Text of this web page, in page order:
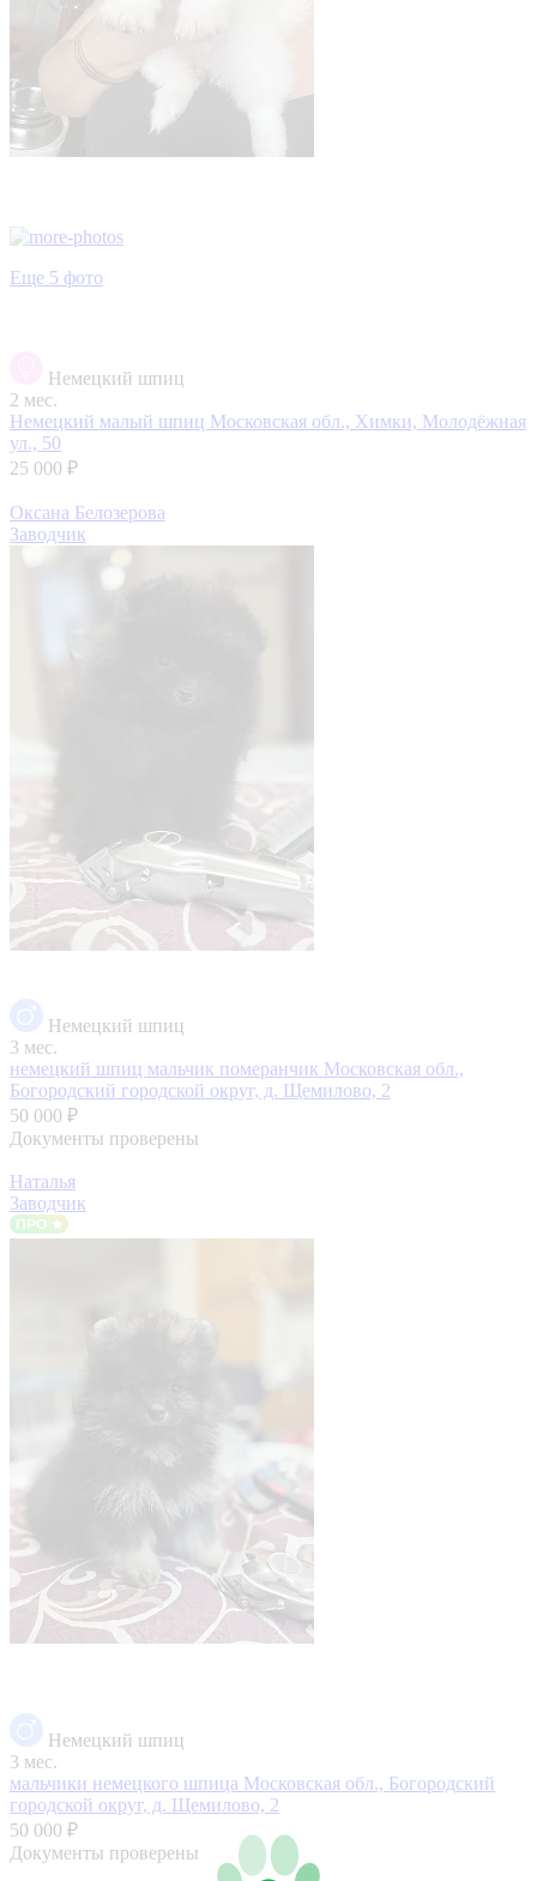
Еще 5 фото
Немецкий шпиц
2 мес.
Немецкий малый шпиц Московская обл., Химки, Молодёжная
ул., 50
25 000 ₽
Оксана Белозерова
Заводчик
Немецкий шпиц
3 мес.
немецкий шпиц мальчик померанчик Московская обл.,
Богородский городской округ, д. Щемилово, 2
50 000 ₽
Документы проверены
Наталья
Заводчик
Немецкий шпиц
3 мес.
мальчики немецкого шпица Московская обл., Богородский
городской округ, д. Щемилово, 2
50 000 ₽
Документы проверены